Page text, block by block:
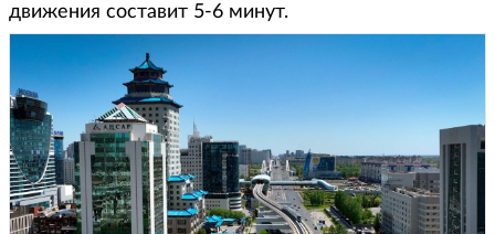
движения составит 5-6 минут.